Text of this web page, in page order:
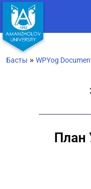
Басты » WPYog
План